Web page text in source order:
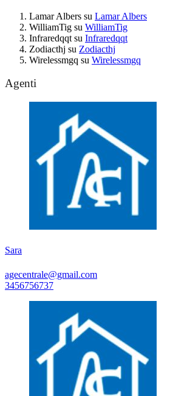
Lamar Albers su Lamar Albers
WilliamTig su WilliamTig
Infraredqqt su Infraredqqt
Zodiacthj su Zodiacthj
Wirelessmgq su Wirelessmgq
Agenti
Sara
agecentrale@gmail.com
3456756737